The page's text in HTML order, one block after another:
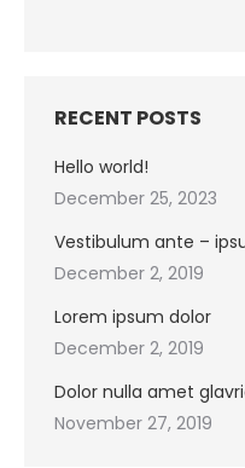
RECENT POSTS
Hello world!
December 25, 2023
Vestibulum ante –
December 2, 2019
Lorem ipsum dolor
December 2, 2019
Dolor nulla amet
November 27, 2019